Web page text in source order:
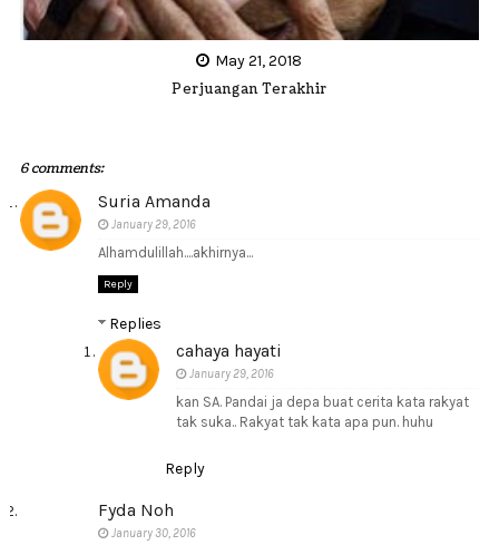
May 21, 2018
Perjuangan Terakhir
6 comments:
Suria Amanda
January 29, 2016
Alhamdulillah....akhirnya...
Reply
Replies
cahaya hayati
January 29, 2016
kan SA. Pandai ja depa buat cerita kata rakyat
tak suka.. Rakyat tak kata apa pun. huhu
Reply
Fyda Noh
January 30, 2016